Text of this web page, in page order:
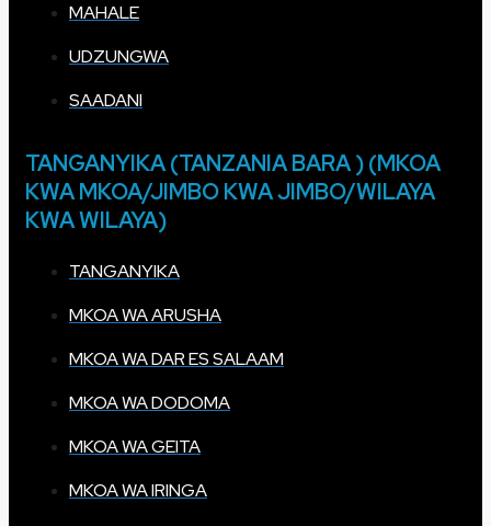
MAHALE
UDZUNGWA
SAADANI
TANGANYIKA (TANZANIA BARA ) (MKOA
KWA MKOA/JIMBO KWA JIMBO/WILAYA
KWA WILAYA)
TANGANYIKA
MKOA WA ARUSHA
MKOA WA DAR ES SALAAM
MKOA WA DODOMA
MKOA WA GEITA
MKOA WA IRINGA